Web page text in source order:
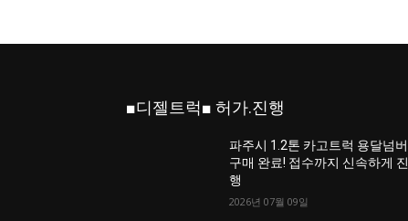
■디젤트럭■ 허가.진행
파주시 1.2톤 카고트럭 용달넘버
구매 완료! 접수까지 신속하게 진
행
2026년 07월 09일